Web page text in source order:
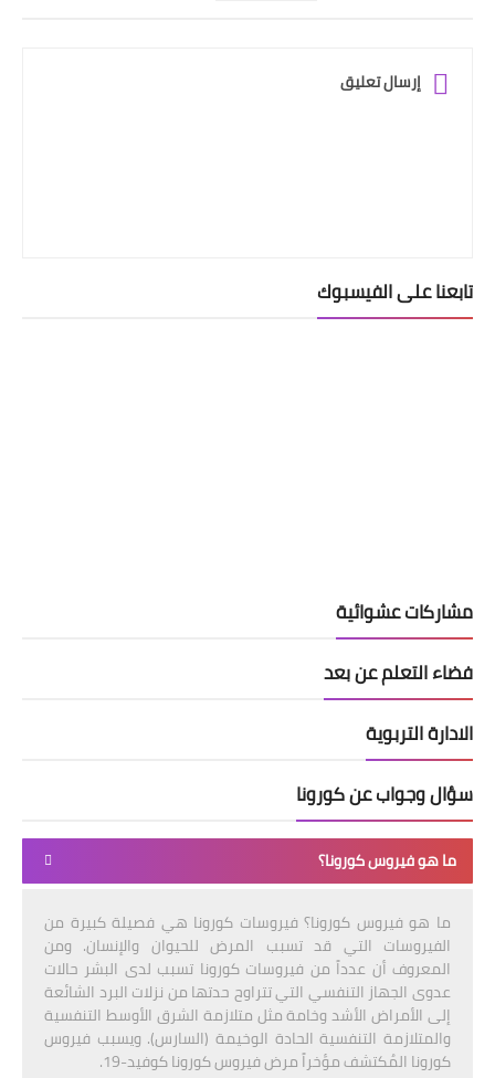
إرسال تعليق
تابعنا على الفيسبوك
مشاركات عشوائية
فضاء التعلم عن بعد
الادارة التربوية
سؤال وجواب عن كورونا
ما هو فيروس كورونا؟
ما هو فيروس كورونا؟ فيروسات كورونا هي فصيلة كبيرة من
الفيروسات التي قد تسبب المرض للحيوان والإنسان. ومن
المعروف أن عدداً من فيروسات كورونا تسبب لدى البشر حالات
عدوى الجهاز التنفسي التي تتراوح حدتها من نزلات البرد الشائعة
إلى الأمراض الأشد وخامة مثل متلازمة الشرق الأوسط التنفسية
والمتلازمة التنفسية الحادة الوخيمة (السارس). ويسبب فيروس
كورونا المُكتشف مؤخراً مرض فيروس كورونا كوفيد-19.